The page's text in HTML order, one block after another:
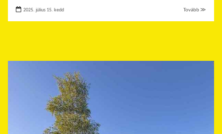
2025. július 15. kedd Tovább ≫